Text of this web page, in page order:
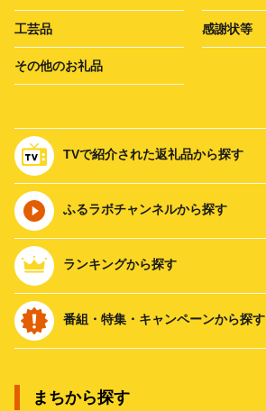
工芸品 感謝状等
その他のお礼品
TVで紹介された返礼品から探す
ふるラボチャンネルから探す
ランキングから探す
番組・特集・キャンペーンから探す
まちから探す